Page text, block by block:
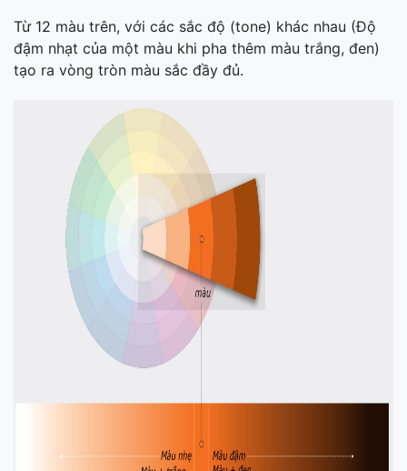
Từ 12 màu trên, với các sắc độ (tone) khác nhau (Độ
đậm nhạt của một màu khi pha thêm màu trắng, đen)
tạo ra vòng tròn màu sắc đầy đủ.